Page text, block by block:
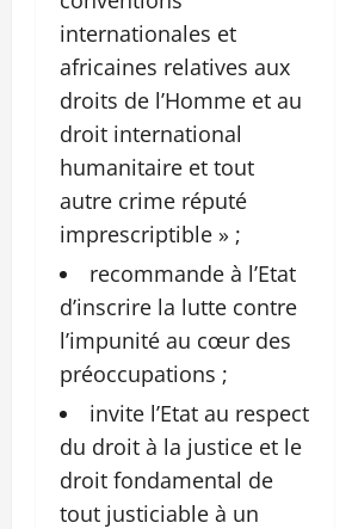
internationales et
africaines relatives aux
droits de l’Homme et au
droit international
humanitaire et tout
autre crime réputé
imprescriptible » ;
recommande à l’Etat
d’inscrire la lutte contre
l’impunité au cœur des
préoccupations ;
invite l’Etat au respect
du droit à la justice et le
droit fondamental de
tout justiciable à un